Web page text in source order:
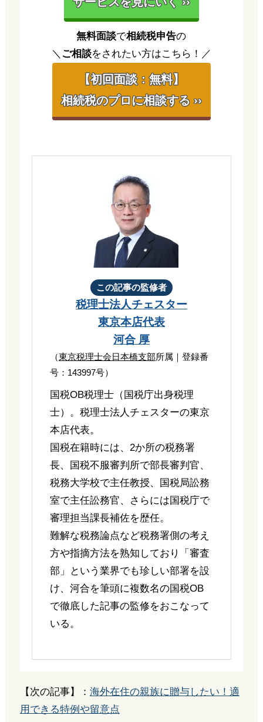
無料面談で相続税申告の
＼ ご相談をされたい方はこちら！／
【初回面談：無料】
相続税のプロに相談する ››
この記事の監修者
税理士法人チェスター
東京本店代表
河合 厚
（東京税理士会日本橋支部所属｜登録番
号：143997号）
国税OB税理士（国税庁出身税理
士）。税理士法人チェスターの東京
本店代表。
国税在籍時には、2か所の税務署
長、国税不服審判所で部長審判官、
税務大学校で主任教授、国税局訟務
室で主任訟務官、さらには国税庁で
審理担当課長補佐を歴任。
難解な税務論点など税務署側の考え
方や指摘方法を熟知しており「審査
部」という業界でも珍しい部署を設
け、河合を筆頭に複数名の国税OB
で徹底した記事の監修をおこなって
いる。
【次の記事】： 海外在住の親族に贈与したい！適
用できる特例や留意点